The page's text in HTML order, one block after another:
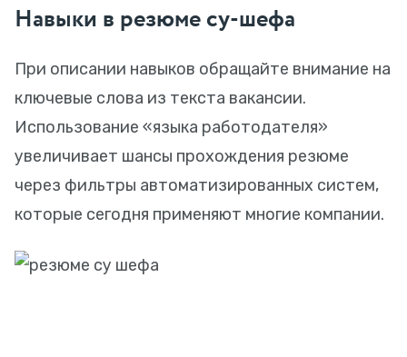
Навыки в резюме су-шефа
При описании навыков обращайте внимание на
ключевые слова из текста вакансии.
Использование «языка работодателя»
увеличивает шансы прохождения резюме
через фильтры автоматизированных систем,
которые сегодня применяют многие компании.